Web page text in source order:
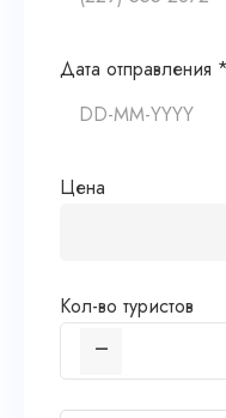
Дата отправления *
Цена
Кол-во туристов